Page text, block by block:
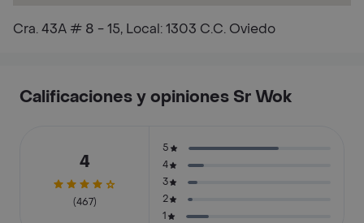
Cra. 43A # 8 - 15, Local: 1303 C.C. Oviedo
Calificaciones y opiniones Sr Wok
4
(467)
5
4
3
2
1